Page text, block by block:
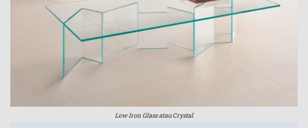
Low Iron Glass atau Crystal